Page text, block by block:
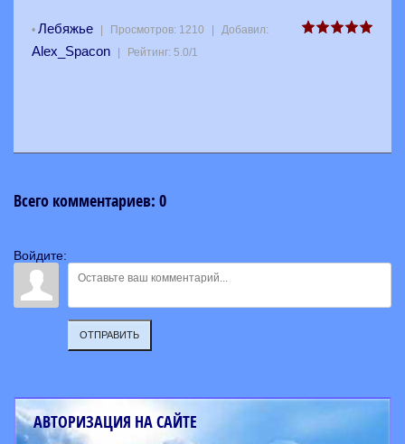
• Лебяжье Просмотров: 1210 Добавил:
Alex_Spacon Рейтинг: 5.0/1
Всего комментариев: 0
Войдите:
ОТПРАВИТЬ
АВТОРИЗАЦИЯ НА САЙТЕ